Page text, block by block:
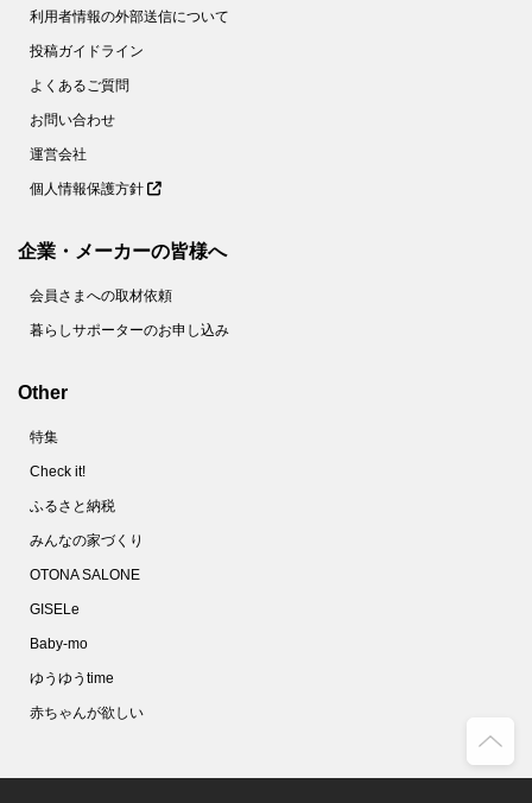
利用者情報の外部送信について
投稿ガイドライン
よくあるご質問
お問い合わせ
運営会社
個人情報保護方針
企業・メーカーの皆様へ
会員さまへの取材依頼
暮らしサポーターのお申し込み
Other
特集
Check it!
ふるさと納税
みんなの家づくり
OTONA SALONE
GISELe
Baby-mo
ゆうゆうtime
赤ちゃんが欲しい